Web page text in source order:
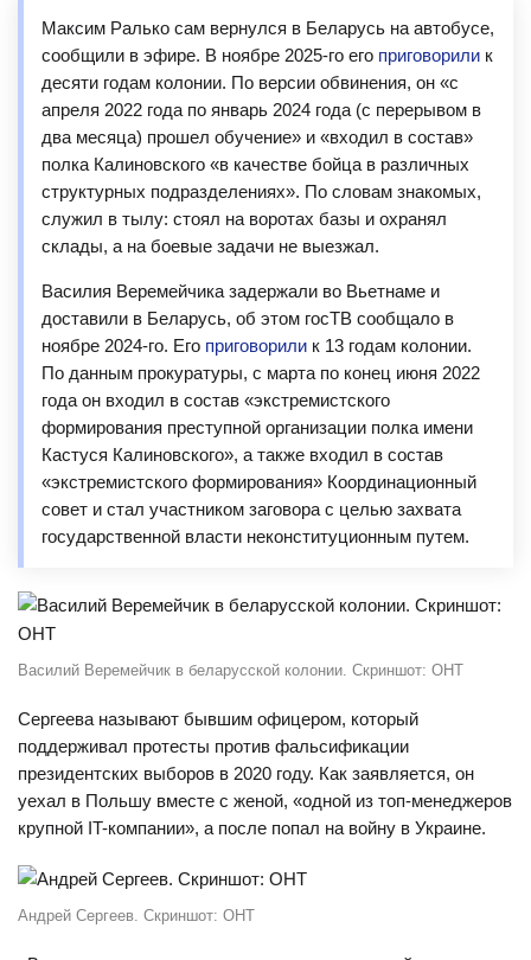
Максим Ралько сам вернулся в Беларусь на автобусе,
сообщили в эфире. В ноябре 2025-го его приговорили к
десяти годам колонии. По версии обвинения, он «с
апреля 2022 года по январь 2024 года (с перерывом в
два месяца) прошел обучение» и «входил в состав»
полка Калиновского «в качестве бойца в различных
структурных подразделениях». По словам знакомых,
служил в тылу: стоял на воротах базы и охранял
склады, а на боевые задачи не выезжал.
Василия Веремейчика задержали во Вьетнаме и
доставили в Беларусь, об этом госТВ сообщало в
ноябре 2024-го. Его приговорили к 13 годам колонии.
По данным прокуратуры, с марта по конец июня 2022
года он входил в состав «экстремистского
формирования преступной организации полка имени
Кастуся Калиновского», а также входил в состав
«экстремистского формирования» Координационный
совет и стал участником заговора с целью захвата
государственной власти неконституционным путем.
Василий Веремейчик в беларусской колонии. Скриншот: ОНТ
Сергеева называют бывшим офицером, который
поддерживал протесты против фальсификации
президентских выборов в 2020 году. Как заявляется, он
уехал в Польшу вместе с женой, «одной из топ-менеджеров
крупной IT-компании», а после попал на войну в Украине.
Андрей Сергеев. Скриншот: ОНТ